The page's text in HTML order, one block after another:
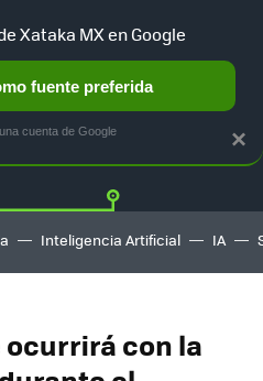
Twitter
Inteligencia Artificial IA
con la
×
Xataka MX en Google
fuente preferida
cuenta de Google